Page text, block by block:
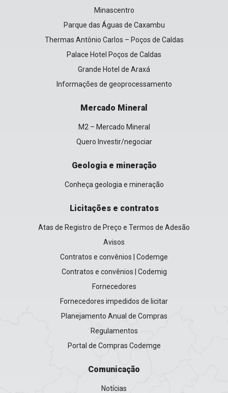
Minascentro
Parque das Águas de Caxambu
Thermas Antônio Carlos – Poços de Caldas
Palace Hotel Poços de Caldas
Grande Hotel de Araxá
Informações de geoprocessamento
Mercado Mineral
M2 – Mercado Mineral
Quero Investir/negociar
Geologia e mineração
Conheça geologia e mineração
Licitações e contratos
Atas de Registro de Preço e Termos de Adesão
Avisos
Contratos e convênios | Codemge
Contratos e convênios | Codemig
Fornecedores
Fornecedores impedidos de licitar
Planejamento Anual de Compras
Regulamentos
Portal de Compras Codemge
Comunicação
Notícias